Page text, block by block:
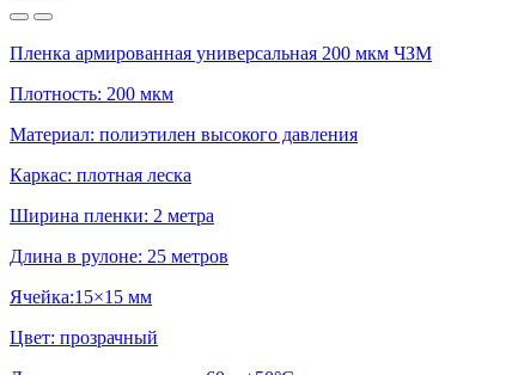
Пленка армированная универсальная 200 мкм ЧЗМ
Плотность: 200 мкм
Материал: полиэтилен высокого давления
Каркас: плотная леска
Ширина пленки: 2 метра
Длина в рулоне: 25 метров
Ячейка:15×15 мм
Цвет: прозрачный